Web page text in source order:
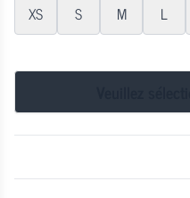
XS S M L